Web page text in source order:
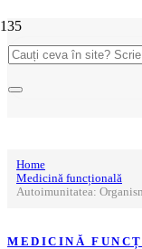
Home
Medicină funcțională
Autoimunitatea:
MEDICINĂ